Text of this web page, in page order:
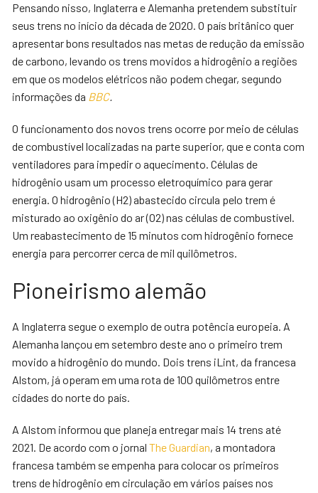
Pensando nisso, Inglaterra e Alemanha pretendem substituir
seus trens no início da década de 2020. O país britânico quer
apresentar bons resultados nas metas de redução da emissão
de carbono, levando os trens movidos a hidrogênio a regiões
em que os modelos elétricos não podem chegar, segundo
informações da BBC.
O funcionamento dos novos trens ocorre por meio de células
de combustível localizadas na parte superior, que e conta com
ventiladores para impedir o aquecimento. Células de
hidrogênio usam um processo eletroquímico para gerar
energia. O hidrogênio (H2) abastecido circula pelo trem é
misturado ao oxigênio do ar (O2) nas células de combustível.
Um reabastecimento de 15 minutos com hidrogênio fornece
energia para percorrer cerca de mil quilômetros.
Pioneirismo alemão
A Inglaterra segue o exemplo de outra potência europeia. A
Alemanha lançou em setembro deste ano o primeiro trem
movido a hidrogênio do mundo. Dois trens iLint, da francesa
Alstom, já operam em uma rota de 100 quilômetros entre
cidades do norte do país.
A Alstom informou que planeja entregar mais 14 trens até
2021. De acordo com o jornalThe Guardian, a montadora
francesa também se empenha para colocar os primeiros
trens de hidrogênio em circulação em vários países nos